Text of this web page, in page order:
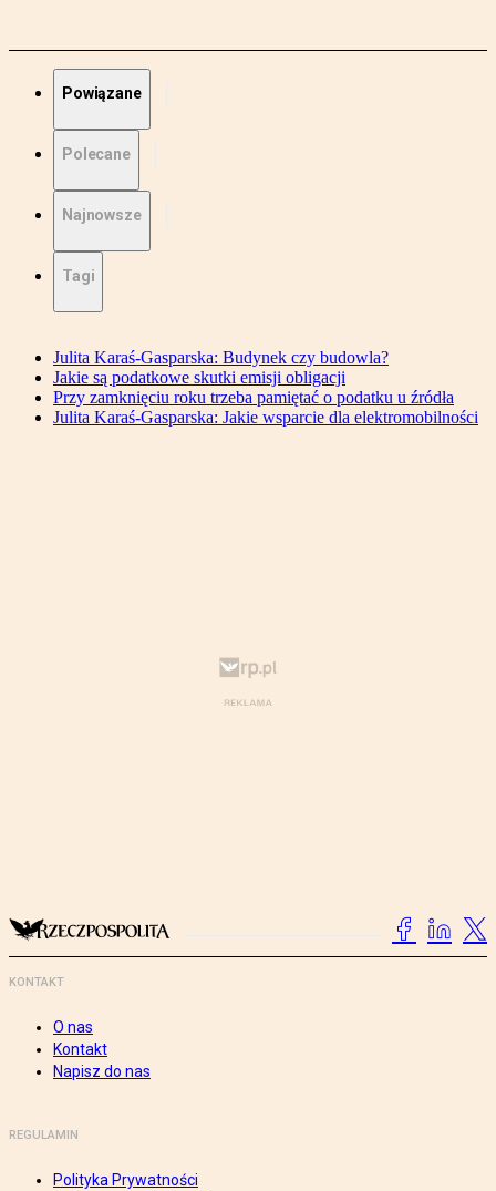
Powiązane
Polecane
Najnowsze
Tagi
Julita Karaś-Gasparska: Budynek czy budowla?
Jakie są podatkowe skutki emisji obligacji
Przy zamknięciu roku trzeba pamiętać o podatku u źródła
Julita Karaś-Gasparska: Jakie wsparcie dla elektromobilności
KONTAKT
O nas
Kontakt
Napisz do nas
REGULAMIN
Polityka Prywatności